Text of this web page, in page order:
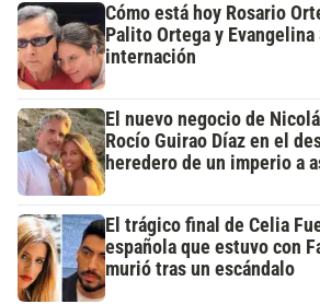
Cómo está hoy Rosario
Palito Ortega y Evangelina
internación
El nuevo negocio de
Rocío Guirao Díaz en el
heredero de un imperio a
El trágico final de Celia
española que estuvo con
murió tras un escándalo